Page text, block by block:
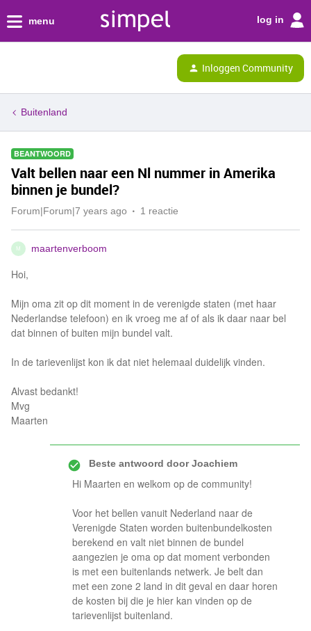
menu log in
Inloggen Community
Buitenland
BEANTWOORD
Valt bellen naar een Nl nummer in Amerika
binnen je bundel?
Forum|Forum|7 years ago 1 reactie
M maartenverboom
Hoi,
Mijn oma zit op dit moment in de verenigde staten (met haar
Nederlandse telefoon) en ik vroeg me af of als ik daar naar bel
dat binnen of buiten mijn bundel valt.
In de tarievenlijst kon ik dat niet helemaal duidelijk vinden.
Alvast bedankt!
Mvg
Maarten
Beste antwoord doorJoachiem
Hi Maarten en welkom op de community!
Voor het bellen vanuit Nederland naar de
Verenigde Staten worden buitenbundelkosten
berekend en valt niet binnen de bundel
aangezien je oma op dat moment verbonden
is met een buitenlands netwerk. Je belt dan
met een zone 2 land in dit geval en daar horen
de kosten bij die je hier kan vinden op de
tarievenlijst buitenland.